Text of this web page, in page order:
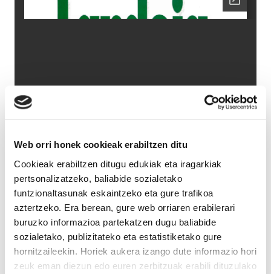
Web orri honek cookieak erabiltzen ditu
Cookieak erabiltzen ditugu edukiak eta iragarkiak
pertsonalizatzeko, baliabide sozialetako
funtzionaltasunak eskaintzeko eta gure trafikoa
aztertzeko. Era berean, gure web orriaren erabilerari
buruzko informazioa partekatzen dugu baliabide
sozialetako, publizitateko eta estatistiketako gure
hornitzaileekin. Horiek aukera izango dute informazio hori
zeuk eman diezun edo euren zerbitzuak erabili dituzulako